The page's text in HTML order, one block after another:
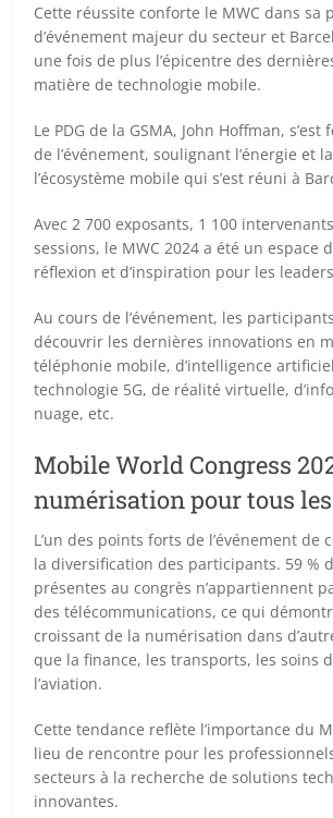
Cette réussite conforte le MWC dans sa
d’événement majeur du secteur et
une fois de plus l’épicentre des
matière de technologie mobile.
Le PDG de la GSMA, John Hoffman,
de l’événement, soulignant l’énergie et
l’écosystème mobile qui s’est réuni à
Avec 2 700 exposants, 1 100
sessions, le MWC 2024 a été un espace
réflexion et d’inspiration pour les
Au cours de l’événement, les
découvrir les dernières innovations en
téléphonie mobile, d’intelligence
technologie 5G, de réalité virtuelle,
nuage, etc.
Mobile World Congress
numérisation pour tous
L’un des points forts de l’événement de
la diversification des participants. 59 %
présentes au congrès n’appartiennent
des télécommunications, ce qui
croissant de la numérisation dans
que la finance, les transports, les soins
l’aviation.
Cette tendance reflète l’importance du
lieu de rencontre pour les
secteurs à la recherche de solutions
innovantes.